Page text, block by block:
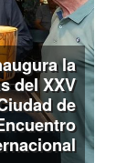
la
del XXV
de